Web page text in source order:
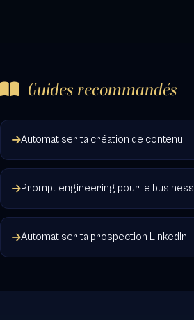
Guides recommandés
Automatiser ta création de contenu
Prompt engineering pour le business
Automatiser ta prospection LinkedIn